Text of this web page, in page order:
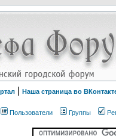
Наша страница во
Пользователи Группы